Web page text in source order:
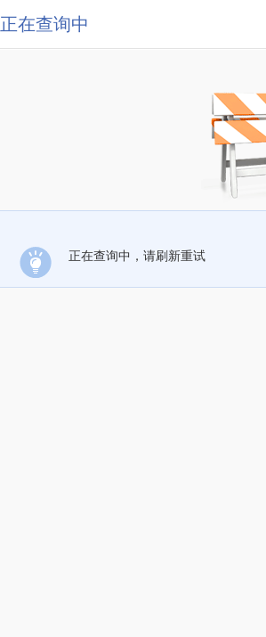
正在查询中
正在查询中，请刷新重试